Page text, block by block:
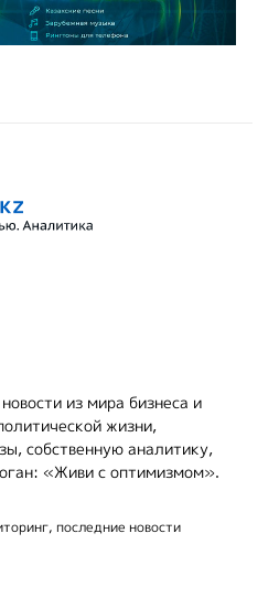
из мира бизнеса и
жизни,
собственную аналитику,
«Живи с оптимизмом».
последние новости